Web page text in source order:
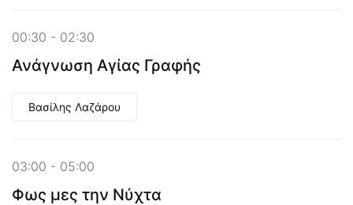
00:30 - 02:30
Ανάγνωση Αγίας Γραφής
Βασίλης Λαζάρου
03:00 - 05:00
Φως μες την Νύχτα